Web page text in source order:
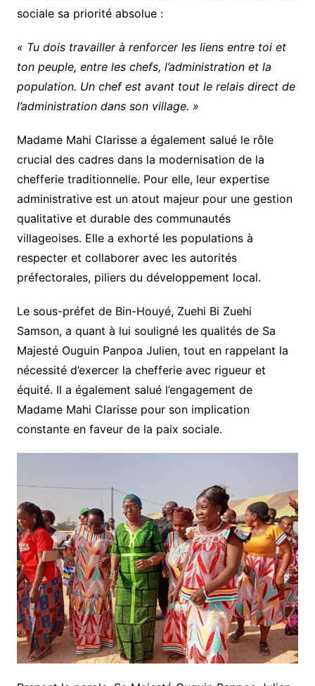
sociale sa priorité absolue :
« Tu dois travailler à renforcer les liens entre toi et
ton peuple, entre les chefs, l’administration et la
population. Un chef est avant tout le relais direct de
l’administration dans son village. »
Madame Mahi Clarisse a également salué le rôle
crucial des cadres dans la modernisation de la
chefferie traditionnelle. Pour elle, leur expertise
administrative est un atout majeur pour une gestion
qualitative et durable des communautés
villageoises. Elle a exhorté les populations à
respecter et collaborer avec les autorités
préfectorales, piliers du développement local.
Le sous-préfet de Bin-Houyé, Zuehi Bi Zuehi
Samson, a quant à lui souligné les qualités de Sa
Majesté Ouguin Panpoa Julien, tout en rappelant la
nécessité d’exercer la chefferie avec rigueur et
équité. Il a également salué l’engagement de
Madame Mahi Clarisse pour son implication
constante en faveur de la paix sociale.